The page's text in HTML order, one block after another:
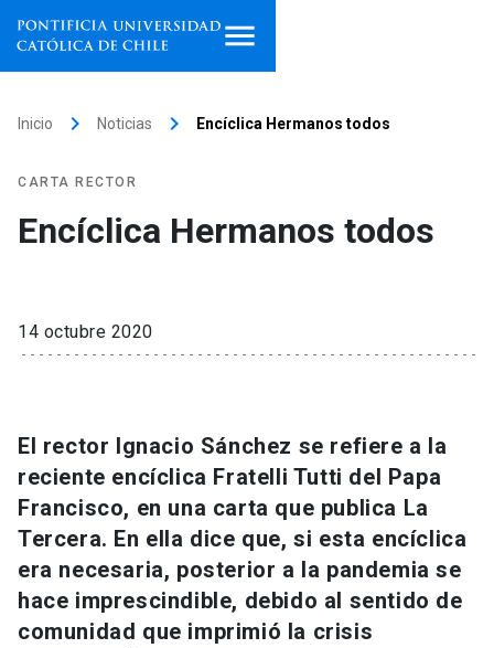
institutos
Vinculación
Universidad
Información para keyboard_arrow_down
Futuros estudiantes
Go to english site
Inicio keyboard_arrow_right Noticias keyboard_arrow_right Encíclica Hermanos todos
CARTA RECTOR
Encíclica Hermanos todos
14 octubre 2020
El rector Ignacio Sánchez se refiere a la
reciente encíclica Fratelli Tutti del Papa
Francisco, en una carta que publica La
Tercera. En ella dice que, si esta encíclica
era necesaria, posterior a la pandemia se
hace imprescindible, debido al sentido de
comunidad que imprimió la crisis